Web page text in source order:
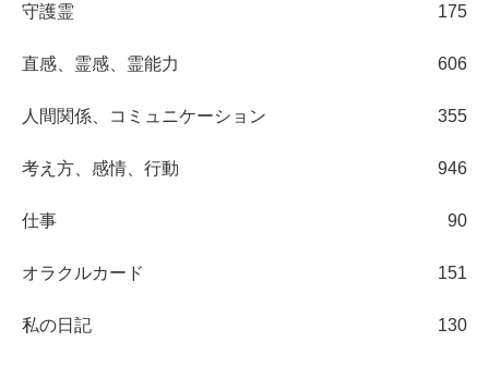
守護霊 175
直感、霊感、霊能力 606
人間関係、コミュニケーション 355
考え方、感情、行動 946
仕事 90
オラクルカード 151
私の日記 130